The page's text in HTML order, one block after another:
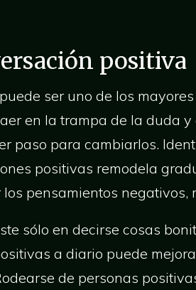
positiva
ser uno de los
en la trampa de la duda
paso para cambiarlos.
positivas remodela
pensamientos negativos,
sólo en decirse cosas
a diario puede
de personas